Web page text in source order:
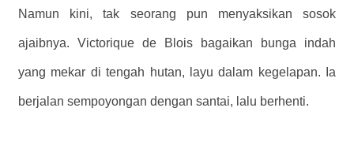
Namun kini, tak seorang pun menyaksikan sosok
ajaibnya. Victorique de Blois bagaikan bunga indah
yang mekar di tengah hutan, layu dalam kegelapan. Ia
berjalan sempoyongan dengan santai, lalu berhenti.